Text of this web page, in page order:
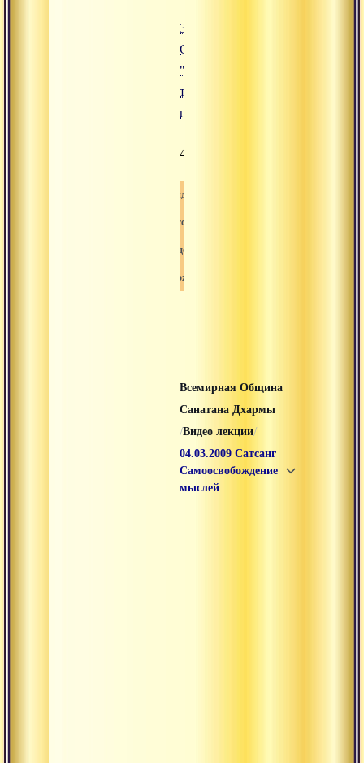
30.04.2009
Сатсанг
"Оджас
теджас и
прана"
494
Видео
Сатсанг
Свами-вишнудевананда-гири
Освобождение
Всемирная Община
Санатана Дхармы
/Видео лекции/
04.03.2009 Сатсанг
Самоосвобождение
мыслей